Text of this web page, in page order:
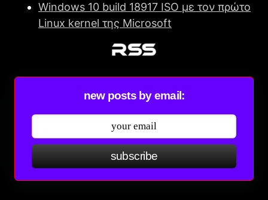
Windows 10 build 18917 ISO με τον πρώτο
Linux kernel της Microsoft
new posts by email:
subscribe